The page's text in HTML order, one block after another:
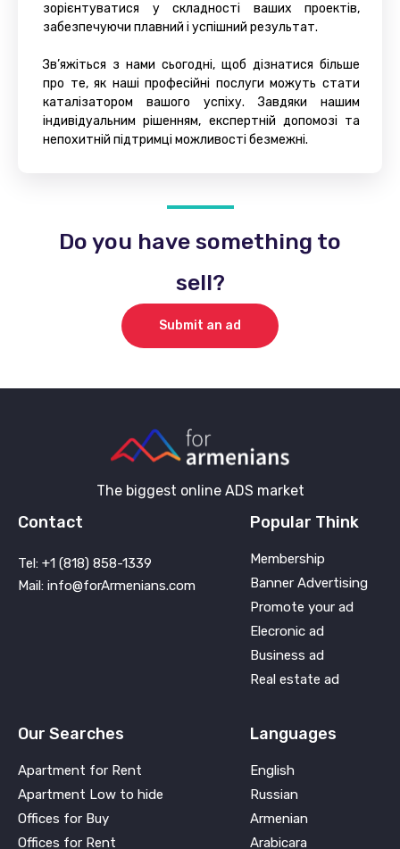
зорієнтуватися у складності ваших проектів,
забезпечуючи плавний і успішний результат.
Зв’яжіться з нами сьогодні, щоб дізнатися більше
про те, як наші професійні послуги можуть стати
каталізатором вашого успіху. Завдяки нашим
індивідуальним рішенням, експертній допомозі та
непохитній підтримці можливості безмежні.
Do you have something to
sell?
Submit an ad
The biggest online ADS market
Contact
Tel: +1 (818) 858-1339
Mail: info@forArmenians.com
Popular Think
Membership
Banner Advertising
Promote your ad
Elecronic ad
Business ad
Real estate ad
Our Searches
Apartment for Rent
Apartment Low to hide
Offices for Buy
Offices for Rent
Languages
English
Russian
Armenian
Arabicara